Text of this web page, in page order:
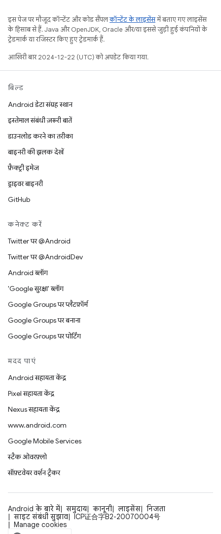
इस पेज पर मौजूद कॉन्टेंट और कोड सैंपलकॉन्टेंट के लाइसेंसमें बताए गए लाइसेंस
के हिसाब से हैं. Java और OpenJDK, Oracle और/या इससे जुड़ी हुई कंपनियों के
ट्रेडमार्क या रजिस्टर किए हुए ट्रेडमार्क हैं.
आखिरी बार 2024-12-22 (UTC) को अपडेट किया गया.
बिल्ड
Android डेटा संग्रह स्थान
इस्तेमाल संबंधी ज़रूरी बातें
डाउनलोड करने का तरीका
बाइनरी की झलक देखें
फ़ैक्ट्री इमेज
ड्राइवर बाइनरी
GitHub
कनेक्ट करें
Twitter पर @Android
Twitter पर @AndroidDev
Android ब्लॉग
'Google सुरक्षा' ब्लॉग
Google Groups पर प्लैटफ़ॉर्म
Google Groups पर बनाना
Google Groups पर पोर्टिंग
मदद पाएं
Android सहायता केंद्र
Pixel सहायता केंद्र
Nexus सहायता केंद्र
www.android.com
Google Mobile Services
स्टैक ओवरफ़्लो
सॉफ़्टवेयर वर्शन ट्रैकर
Android के बारे में समुदाय कानूनी लाइसेंस
निजता
साइट संबंधी सुझाव
ICP证合字B2-20070004号
Manage cookies